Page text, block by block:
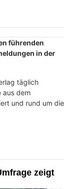
führenden
in der
täglich
aus dem
und rund um die
zeigt